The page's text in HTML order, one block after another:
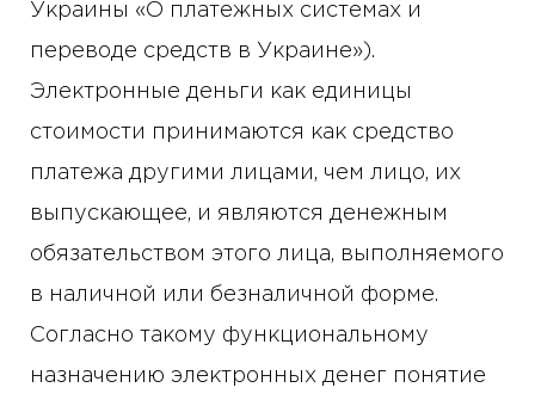
Украины «О платежных системах и
переводе средств в Украине»).
Электронные деньги как единицы
стоимости принимаются как средство
платежа другими лицами, чем лицо, их
выпускающее, и являются денежным
обязательством этого лица, выполняемого
в наличной или безналичной форме.
Согласно такому функциональному
назначению электронных денег понятие